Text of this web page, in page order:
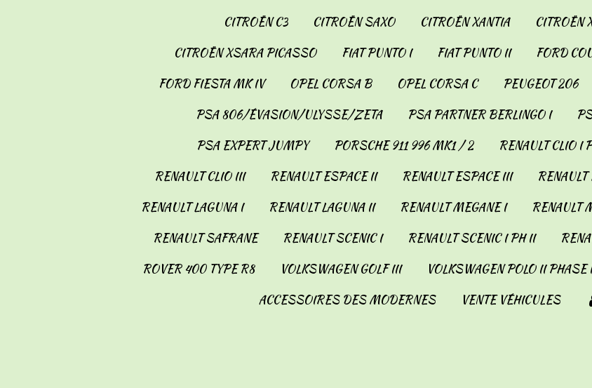
CITROËN C3
CITROËN SAXO CITROËN XANTIA CITROËN
CITROËN XSARA PICASSO
FIAT PUNTO I FIAT PUNTO II FORD
FORD FIESTA MK IV
OPEL CORSA B OPEL CORSA C PEUGEOT 206
PSA 806/ÉVASION/ULYSSE/ZETA
PSA PARTNER BERLINGO I
PSA EXPERT JUMPY
PORSCHE 911 996 MK1 / 2 RENAULT CLIO I
RENAULT CLIO III
RENAULT ESPACE II RENAULT ESPACE III RENAULT
RENAULT LAGUNA I
RENAULT LAGUNA II RENAULT MEGANE I RENAULT
RENAULT SAFRANE
RENAULT SCENIC I RENAULT SCENIC I PH II
ROVER 400 TYPE R8
VOLKSWAGEN GOLF III VOLKSWAGEN POLO II PHASE
ACCESSOIRES DES MODERNES
VENTE VÉHICULES